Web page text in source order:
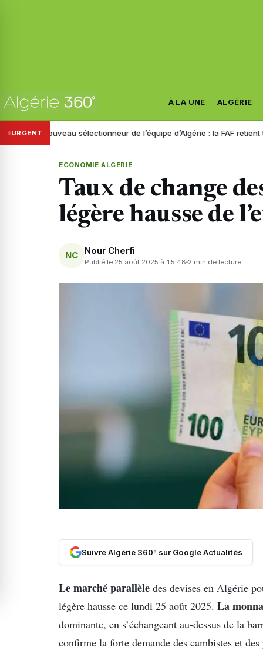
À LA UNE ALGÉRIE
URGENT
Nouveau sélectionneur de l’équipe d’Algérie : la FAF retient trois noms
ECONOMIE ALGERIE
Taux de change
légère hausse de
NC Nour Cherfi
Publié le 25 août 2025 à 15:48 2 min de lecture
Suivre Algérie 360° sur Google Actualités
Le marché parallèle des devises en Algérie
légère hausse ce lundi 25 août 2025. La
dominante, en s’échangeant au-dessus de la
confirme la forte demande des cambistes et